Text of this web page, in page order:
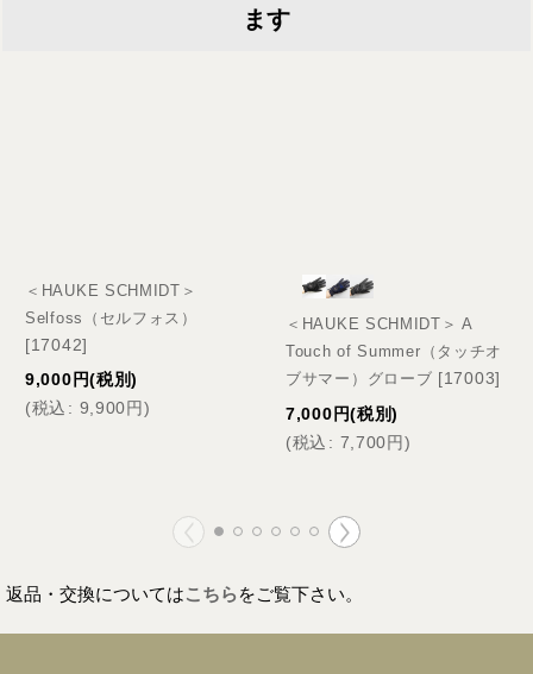
ます
＜HAUKE SCHMIDT＞
Selfoss（セルフォス）
[17042]
9,000 円(税別)
(税込 : 9,900円)
＜HAUKE SCHMIDT＞ A
Touch of Summer（タッチオ
ブサマー）グローブ [17003]
7,000 円(税別)
(税込 : 7,700円)
返品・交換についてはこちらをご覧下さい。